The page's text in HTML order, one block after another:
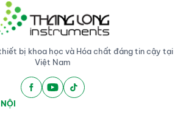
bị khoa học và Hóa chất đáng tin cậy tại
Việt Nam